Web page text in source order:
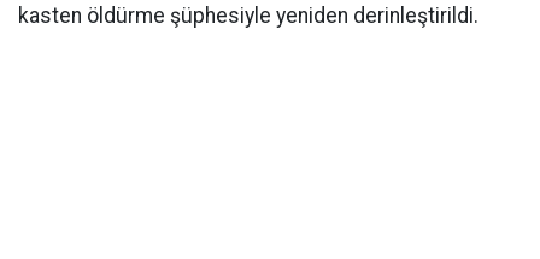
kasten öldürme şüphesiyle yeniden derinleştirildi.